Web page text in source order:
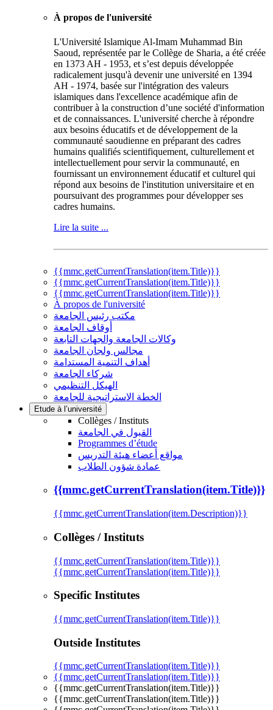
À propos de l'université
L'Université Islamique Al-Imam Muhammad Bin
Saoud, représentée par le Collège de Sharia, a été créée
en 1373 AH - 1953, et s’est depuis développée
radicalement jusqu'à devenir une université en 1394
AH - 1974, basée sur l'intégration des valeurs
islamiques dans l'excellence académique afin de
contribuer à la construction d’une société d'information
et de connaissances. L'université cherche à répondre
aux besoins éducatifs et de développement de la
communauté saoudienne en préparant des cadres
humains qualifiés scientifiquement, culturellement et
intellectuellement pour servir la communauté, en
fournissant un environnement éducatif et culturel qui
répond aux besoins de l'institution universitaire et en
poursuivant des programmes pour développer ses
cadres humains.
Lire la suite ...
{{mmc.getCurrentTranslation(item.Title)}}
{{mmc.getCurrentTranslation(item.Title)}}
{{mmc.getCurrentTranslation(item.Title)}}
À propos de l'université
مكتب رئيس الجامعة
أوقاف الجامعة
وكالات الجامعة والجهات التابعة
مجالس ولجان الجامعة
أهداف التنمية المستدامة
شركاء الجامعة
الهيكل التنظيمي
الخطة الاستراتيجية للجامعة
Etude à l’université
Collèges / Instituts
القبول في الجامعة
Programmes d’étude
مواقع أعضاء هيئة التدريس
عمادة شؤون الطلاب
{{mmc.getCurrentTranslation(item.Title)}}
{{mmc.getCurrentTranslation(item.Description)}}
Collèges / Instituts
{{mmc.getCurrentTranslation(item.Title)}}
{{mmc.getCurrentTranslation(item.Title)}}
Specific Institutes
{{mmc.getCurrentTranslation(item.Title)}}
Outside Institutes
{{mmc.getCurrentTranslation(item.Title)}}
{{mmc.getCurrentTranslation(item.Title)}}
{{mmc.getCurrentTranslation(item.Title)}}
{{mmc.getCurrentTranslation(item.Title)}}